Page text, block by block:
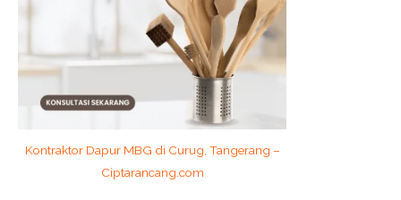
Kontraktor Dapur MBG di Curug, Tangerang –
Ciptarancang.com